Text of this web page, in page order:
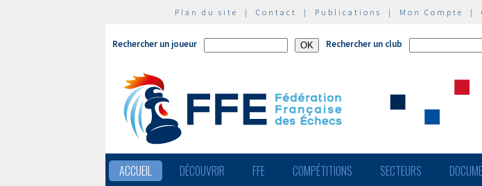
Plan du site | Contact | Publications | Mon Compte |
Rechercher un joueur Rechercher un club
ACCUEIL DÉCOUVRIR FFE COMPÉTITIONS SECTEURS